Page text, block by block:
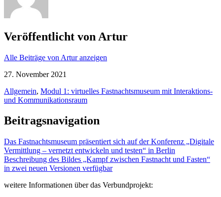
Veröffentlicht von Artur
Alle Beiträge von Artur anzeigen
27. November 2021
Allgemein, Modul 1: virtuelles Fastnachtsmuseum mit Interaktions-
und Kommunikationsraum
Beitragsnavigation
Das Fastnachtsmuseum präsentiert sich auf der Konferenz „Digitale
Vermittlung – vernetzt entwickeln und testen“ in Berlin
Beschreibung des Bildes „Kampf zwischen Fastnacht und Fasten“
in zwei neuen Versionen verfügbar
weitere Informationen über das Verbundprojekt: